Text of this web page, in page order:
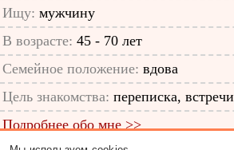
Ищу: мужчину
В возрасте: 45 - 70 лет
Семейное положение: вдова
Цель знакомства: переписка, встречи
Подробнее обо мне >>